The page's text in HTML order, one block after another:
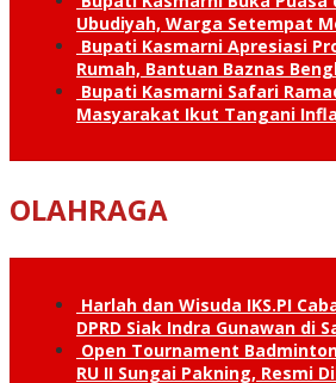
Ubudiyah, Warga Setempat
Bupati Kasmarni Apresiasi
Rumah, Bantuan Baznas
Bupati Kasmarni Safari
Masyarakat Ikut Tangani
OLAHRAGA
Harlah dan Wisuda IKS.PI
DPRD Siak Indra Gunawan di
Open Tournament
RU II Sungai Pakning, Resmi